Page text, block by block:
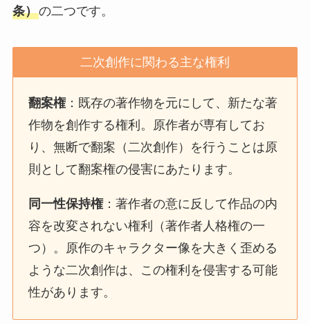
条）の二つです。
二次創作に関わる主な権利
翻案権：既存の著作物を元にして、新たな著
作物を創作する権利。原作者が専有してお
り、無断で翻案（二次創作）を行うことは原
則として翻案権の侵害にあたります。
同一性保持権：著作者の意に反して作品の内
容を改変されない権利（著作者人格権の一
つ）。原作のキャラクター像を大きく歪める
ような二次創作は、この権利を侵害する可能
性があります。